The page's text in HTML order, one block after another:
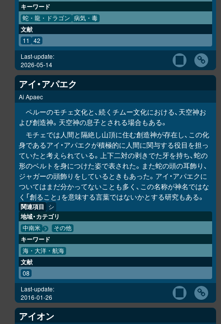
キーワード
蛇・龍・ドラゴン 病気・毒
文献
11 42
Last-update:
2026-05-14
アイ・アパエク
Ai Apaec
ペルーのモチェ文化と、続くチムー文化における、天空神お
よび創造神。天空神の息子とされる場合もある。
モチェでは人間と隔絶し山頂に住む創造神が存在し、この化
身であるアイ・アパエクが積極的に人間に関与する役目を担っ
ていたと考えられている。上下二対の剥きでた牙を持ち、蛇の
形のベルトを身につけた姿で表された。また蛇の頭の耳飾り、
ジャガーの頭飾りをしているときもあった。アイ・アパエクに
ついてはまだ分かってないことも多く、この名称が神名ではな
く「創ること」を意味する言葉ではないかとする研究もある。
関連項目 シ
地域・カテゴリ
中南米 その他
キーワード
海・大洋・航海
文献
08
Last-update:
2016-01-26
アイオン